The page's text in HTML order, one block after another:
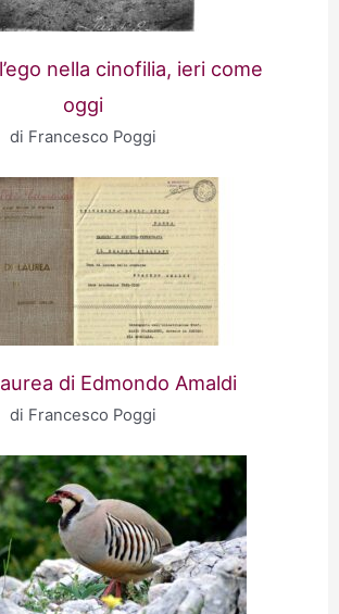
nella cinofilia, ieri come
oggi
di Francesco Poggi
di Edmondo Amaldi
di Francesco Poggi